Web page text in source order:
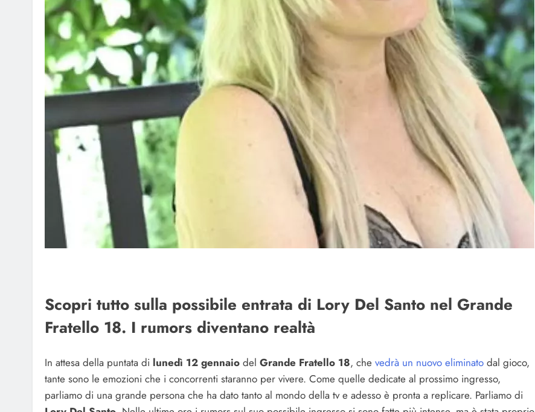
Scopri tutto sulla possibile entrata di Lory Del Santo nel Grande
Fratello 18. I rumors diventano realtà
In attesa della puntata di lunedì 12 gennaio del Grande Fratello 18, che vedrà un nuovo eliminato dal gioco,
tante sono le emozioni che i concorrenti staranno per vivere. Come quelle dedicate al prossimo ingresso,
parliamo di una grande persona che ha dato tanto al mondo della tv e adesso è pronta a replicare. Parliamo di